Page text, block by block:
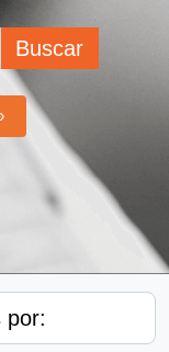
Buscar
por: